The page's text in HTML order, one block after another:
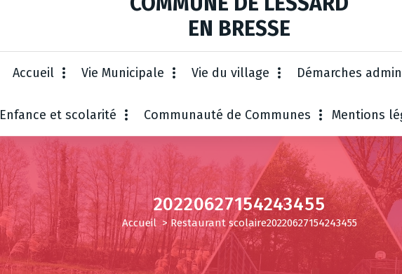
EN BRESSE
Accueil Vie Municipale Vie du village Démarches
Enfance et scolarité Communauté de Communes Mentions
20220627154243455
Accueil>Restaurant scolaire20220627154243455